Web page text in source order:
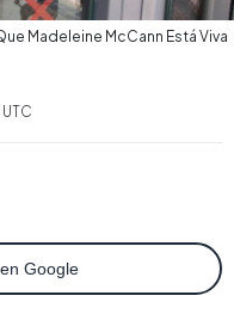
Madeleine McCann Está Viva
UTC
Google